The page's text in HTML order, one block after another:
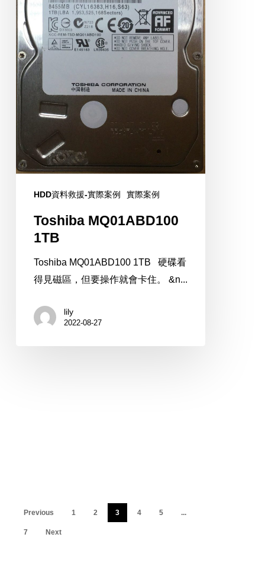
HDD資料救援-實際案例 實際案例
Toshiba MQ01ABD100
1TB
Toshiba MQ01ABD100 1TB 硬碟看
得見磁區，但要操作就會卡住。 &n...
lily
2022-08-27
Previous 1 2 3 4 5 ...
7 Next